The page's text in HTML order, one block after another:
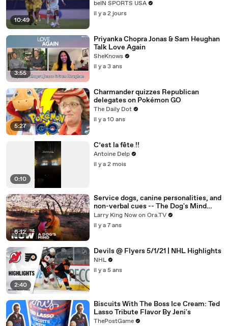
10:49
bien SPORTS USA
beIN SPORTS USA
il y a 2 jours
3:55
Priyanka Chopra Jonas & Sam Heughan
Talk Love Again
SheKnows
il y a 3 ans
5:27
Charmander quizzes Republican
delegates on Pokémon GO
The Daily Dot
il y a 10 ans
0:10
C’est la fête !!
Antoine Delp
il y a 2 mois
6:12
Service dogs, canine personalities, and
non-verbal cues -- The Dog's Mind
Panel answers your social media
questions
Larry King Now on Ora.TV
il y a 7 ans
2:40
Devils @ Flyers 5/1/21 | NHL Highlights
NHL
il y a 5 ans
Biscuits With The Boss Ice Cream: Ted
Lasso Tribute Flavor By Jeni's
ThePostGame